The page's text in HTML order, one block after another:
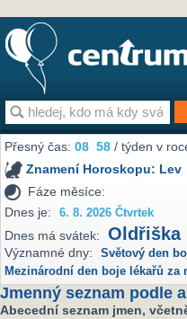
Přesný čas:08 58 / týden v
Znamení Horoskopu: Lev
Fáze měsíce:
Dnes je:
6. 8. 2026 Čtvrtek
Dnes má svátek: Oldřiška
Významné dny: Světový den
Mezinárodní den boje lékařů za
Jmenný seznam podle
Abecední seznam jmen,